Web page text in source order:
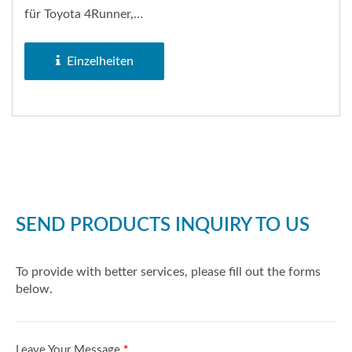
für Toyota 4Runner,
RAV4, Toyota...
Einzelheiten